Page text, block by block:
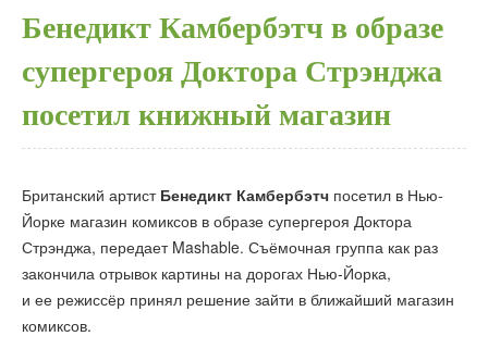
Бенедикт Камбербэтч в образе
супергероя Доктора Стрэнджа
посетил книжный магазин
Британский артист Бенедикт Камбербэтч посетил в Нью-
Йорке магазин комиксов в образе супергероя Доктора
Стрэнджа, передает Mashable. Съёмочная группа как раз
закончила отрывок картины на дорогах Нью-Йорка,
и ее режиссёр принял решение зайти в ближайший магазин
комиксов.